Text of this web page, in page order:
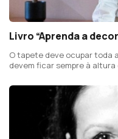
Livro “Aprenda a
O tapete deve ocupar toda
devem ficar sempre à altura